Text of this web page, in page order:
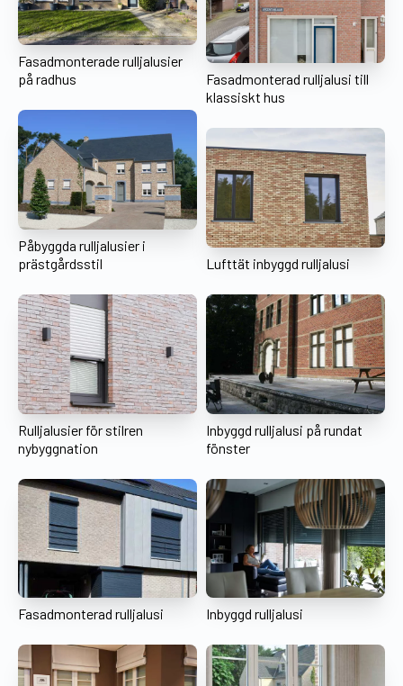
Fasadmonterade rulljalusier
på radhus
Påbyggda rulljalusier i
prästgårdsstil
Rulljalusier för stilren
nybyggnation
Fasadmonterad rulljalusi
Fasadmonterad rulljalusi till
klassiskt hus
Lufttät inbyggd rulljalusi
Inbyggd rulljalusi på rundat
fönster
Inbyggd rulljalusi